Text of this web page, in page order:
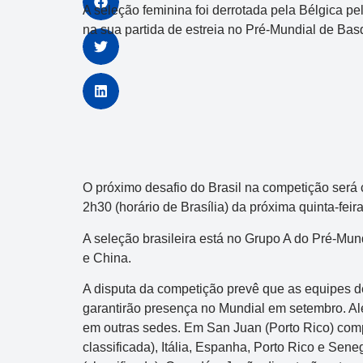
A seleção feminina foi derrotada pela Bélgica
na sua partida de estreia no Pré-Mundial de
O próximo desafio do Brasil na competição
2h30 (horário de Brasília) da próxima quinta-
A seleção brasileira está no Grupo A do Pré-
e China.
A disputa da competição prevê que as equipes
garantirão presença no Mundial em setembro.
em outras sedes. Em San Juan (Porto Rico)
classificada), Itália, Espanha, Porto Rico e